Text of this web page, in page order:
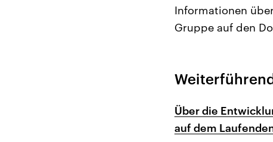
Informationen
Gruppe auf den
Über die
auf dem